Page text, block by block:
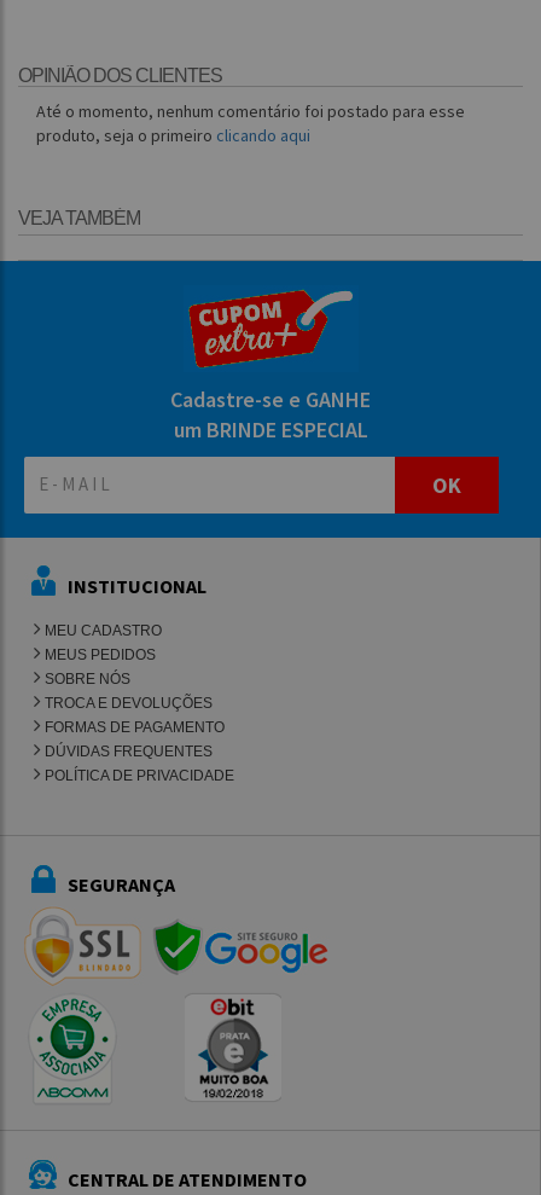
OPINIÃO DOS CLIENTES
Até o momento, nenhum comentário foi postado para esse
produto, seja o primeiro clicando aqui
VEJA TAMBÉM
Cadastre-se e GANHE
um BRINDE ESPECIAL
OK
INSTITUCIONAL
MEU CADASTRO
MEUS PEDIDOS
SOBRE NÓS
TROCA E DEVOLUÇÕES
FORMAS DE PAGAMENTO
DÚVIDAS FREQUENTES
POLÍTICA DE PRIVACIDADE
SEGURANÇA
CENTRAL DE ATENDIMENTO